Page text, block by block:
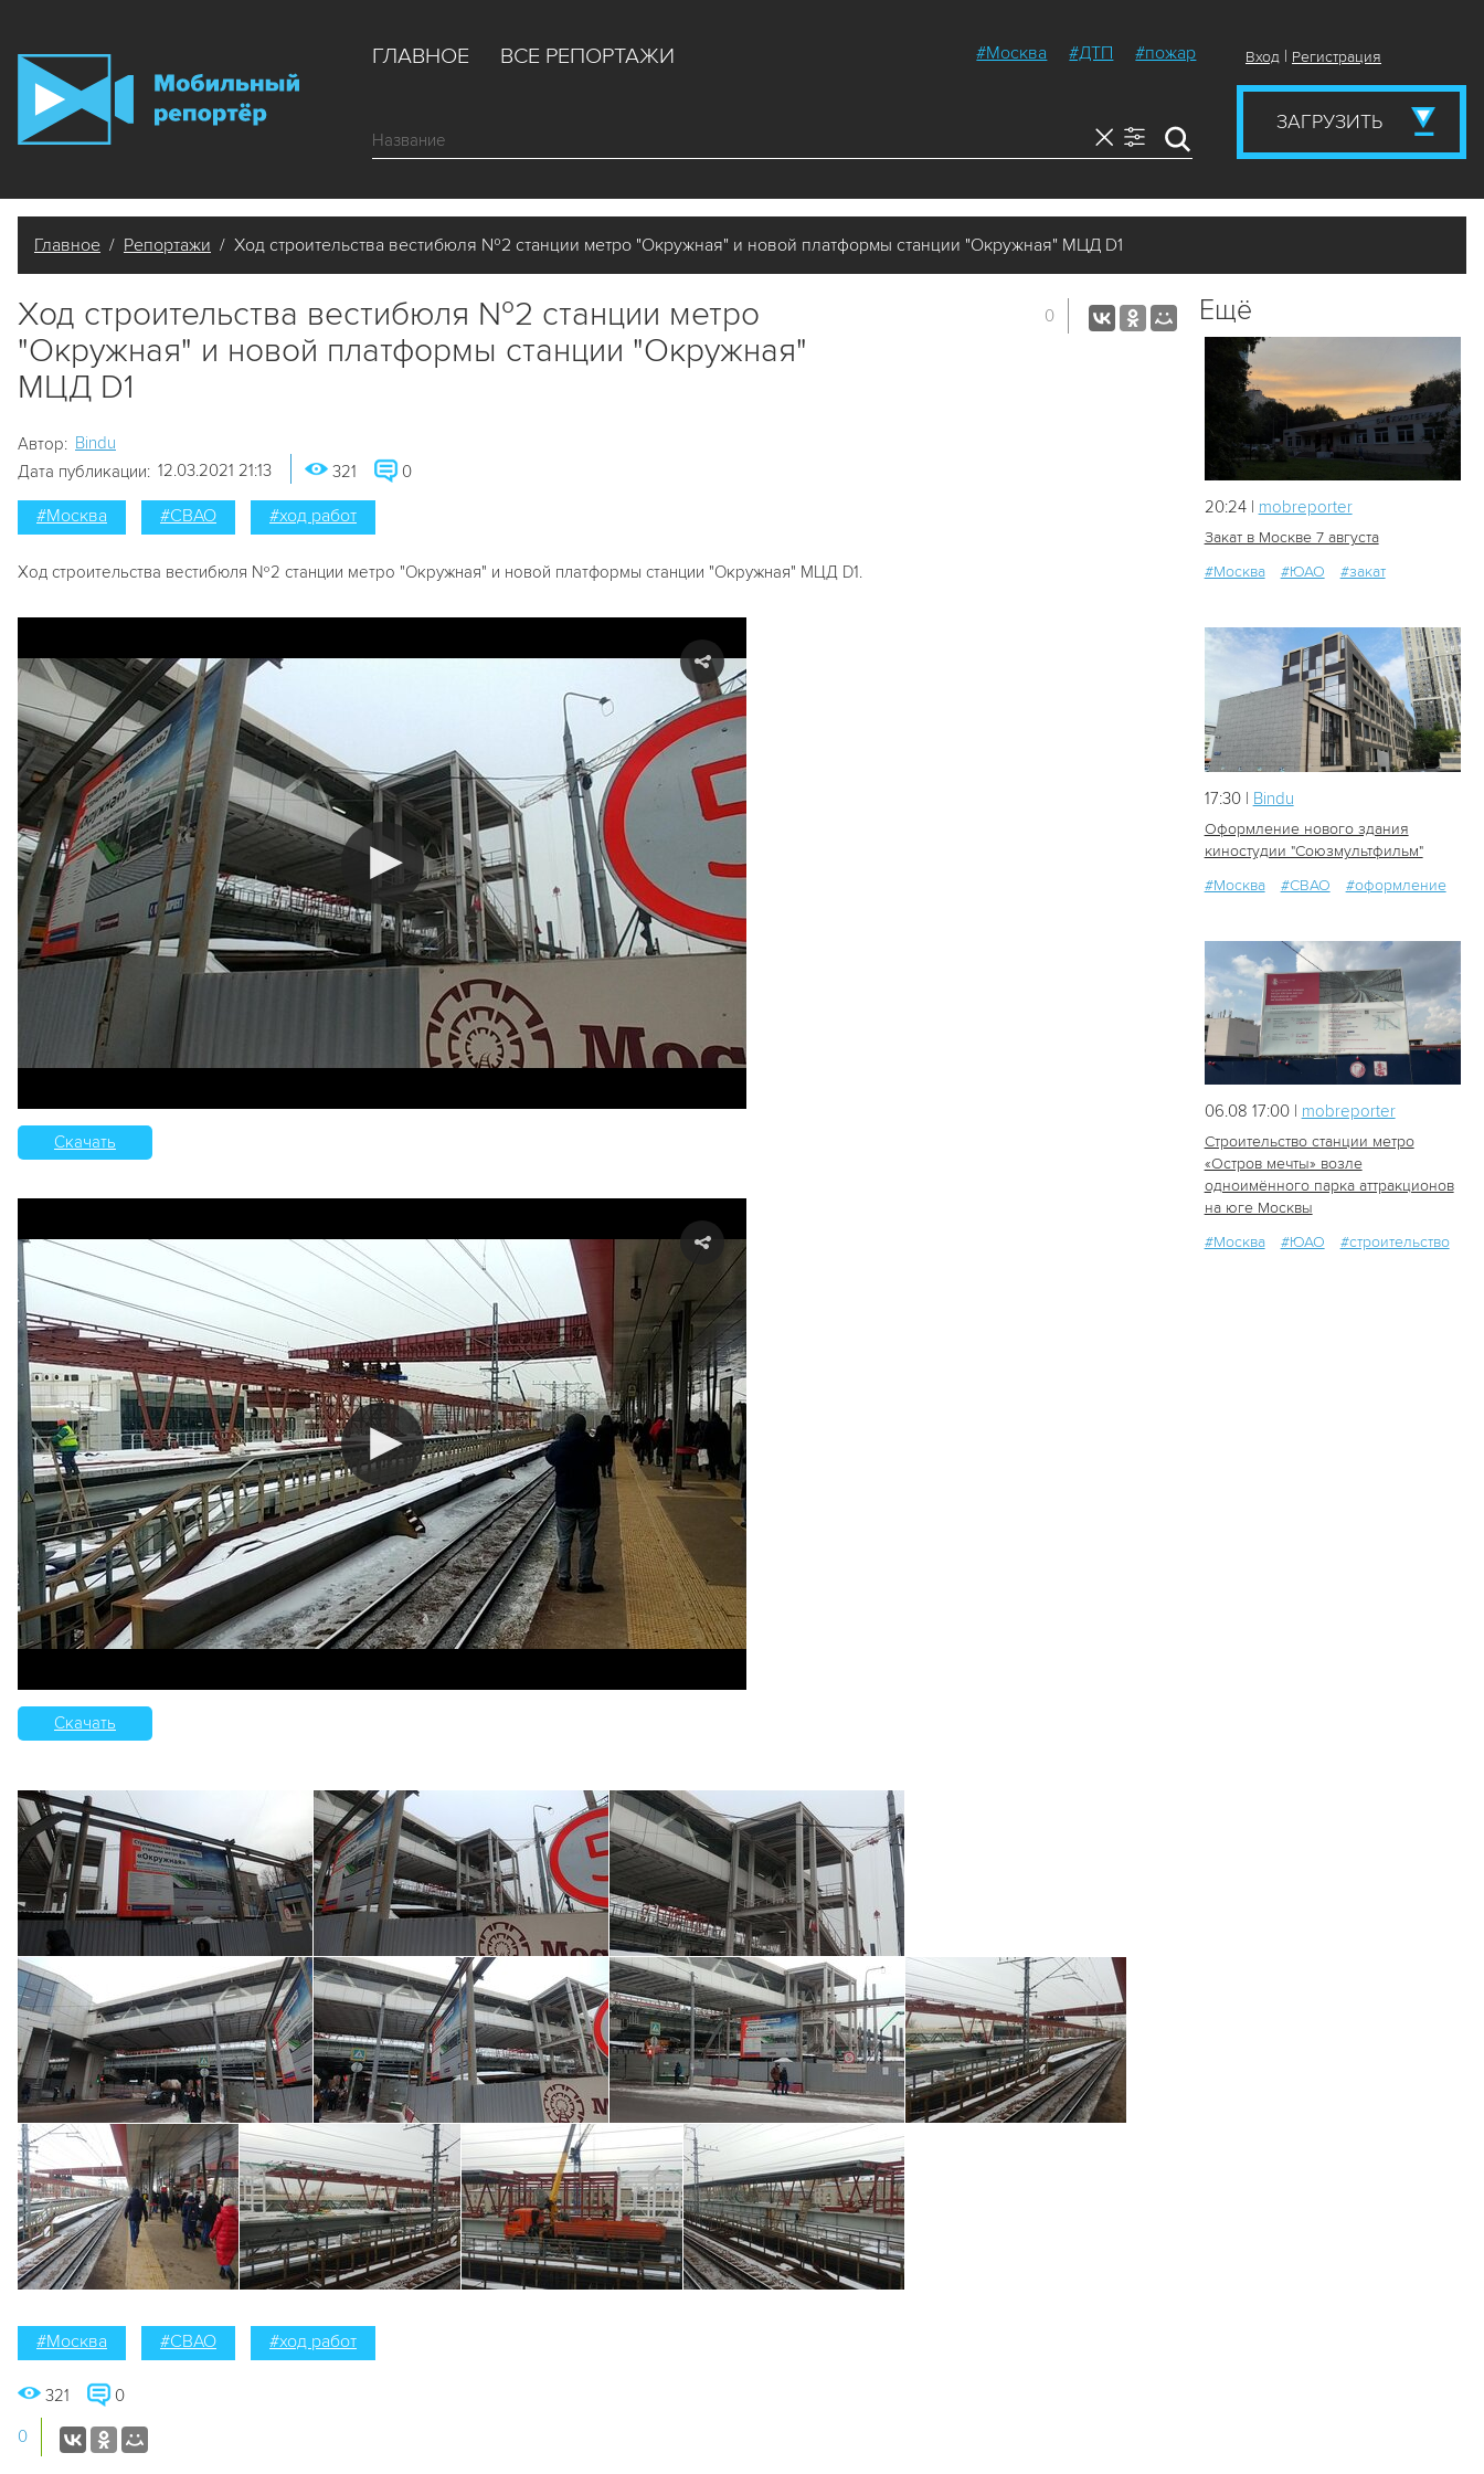
ГЛАВНОЕ ВСЕ РЕПОРТАЖИ #Москва #ДТП #пожар Вход | Регистрация
ЗАГРУЗИТЬ
Главное / Репортажи / Ход строительства вестибюля №2 станции метро "Окружная" и новой платформы станции "Окружная" МЦД D1
Ход строительства вестибюля №2 станции метро
"Окружная" и новой платформы станции "Окружная"
МЦД D1
0
Автор: Bindu
Дата публикации: 12.03.2021 21:13 321 0
#Москва #СВАО #ход работ
Ход строительства вестибюля №2 станции метро "Окружная" и новой платформы станции "Окружная" МЦД D1.
Скачать
Скачать
#Москва #СВАО #ход работ
321 0
0
Ещё
20:24 | mobreporter
Закат в Москве 7 августа
#Москва
#ЮАО #закат
14 0
17:30 | Bindu
Оформление нового здания
киностудии "Союзмультфильм"
#Москва
#СВАО #оформление
06.08 17:00 | mobreporter
Строительство станции метро
«Остров мечты» возле
одноимённого парка аттракционов
на юге Москвы
#Москва
#ЮАО #строительство